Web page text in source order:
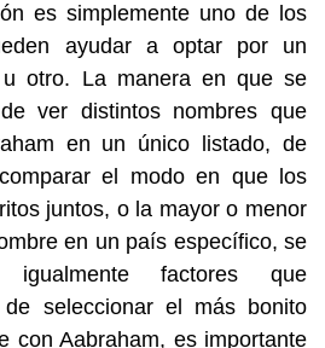
es simplemente uno de los
ayudar a optar por un
u otro. La manera en que se
ver distintos nombres que
en un único listado, de
el modo en que los
juntos, o la mayor o menor
en un país específico, se
igualmente factores que
seleccionar el más bonito
con Aabraham, es importante